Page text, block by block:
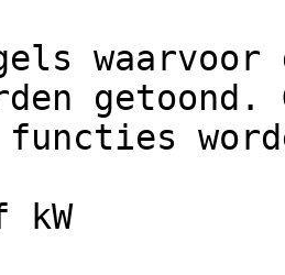
waarvoor
functies
kW